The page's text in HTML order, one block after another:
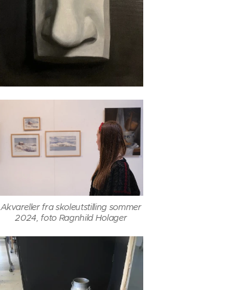
Akvareller fra skoleutstilling sommer
2024, foto Ragnhild Holager